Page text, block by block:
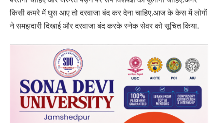
किसी कमरे में घुस आए तो दरवाजा बंद कर देना चाहिए.आज के केस में लोगों
ने समझदारी दिखाई और दरवाजा बंद करके स्नेक सेवर को सूचित किया.